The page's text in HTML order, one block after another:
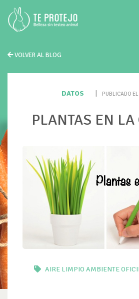
VOLVER AL BLOG
DATOS PUBLICADO
PLANTAS EN
AIRE LIMPIO AMBIENTE